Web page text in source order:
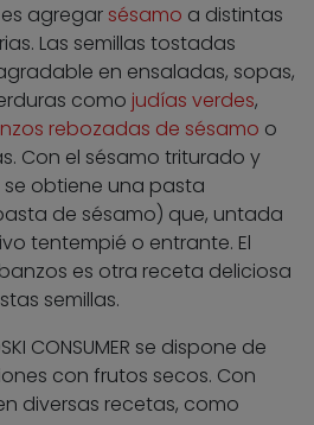
agregar sésamo a distintas
Las semillas tostadas
en ensaladas, sopas,
como judías verdes,
rebozadas de sésamo o
Con el sésamo triturado y
obtiene una pasta
de sésamo) que, untada
tentempié o entrante. El
es otra receta deliciosa
semillas.
CONSUMER se dispone de
con frutos secos. Con
diversas recetas, como